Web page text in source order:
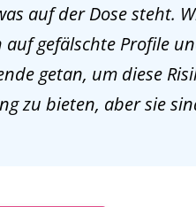
auf der Dose steht.
gefälschte Profile
getan, um diese
zu bieten, aber sie